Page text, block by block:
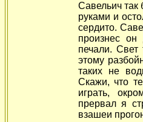
Савельич
руками и
сердито.
произнес
печали.
этому
таких не
Скажи, что
играть,
прервал я
взашеи